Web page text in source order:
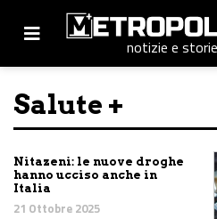
notizie e
Salute +
Nitazeni: le nuove droghe
hanno ucciso anche in
Italia
21 Ottobre 2025